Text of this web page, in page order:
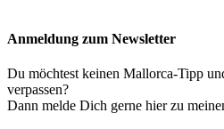
Anmeldung zum Newsletter
Du möchtest keinen Mallorca-Tipp
verpassen?
Dann melde Dich gerne hier zu